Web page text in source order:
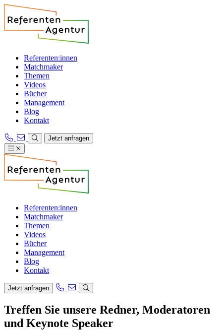
Referenten:innen
Matchmaker
Themen
Videos
Bücher
Management
Blog
Kontakt
Jetzt anfragen
Referenten:innen
Matchmaker
Themen
Videos
Bücher
Management
Blog
Kontakt
Jetzt anfragen
Treffen Sie unsere Redner, Moderatoren
und Keynote Speaker